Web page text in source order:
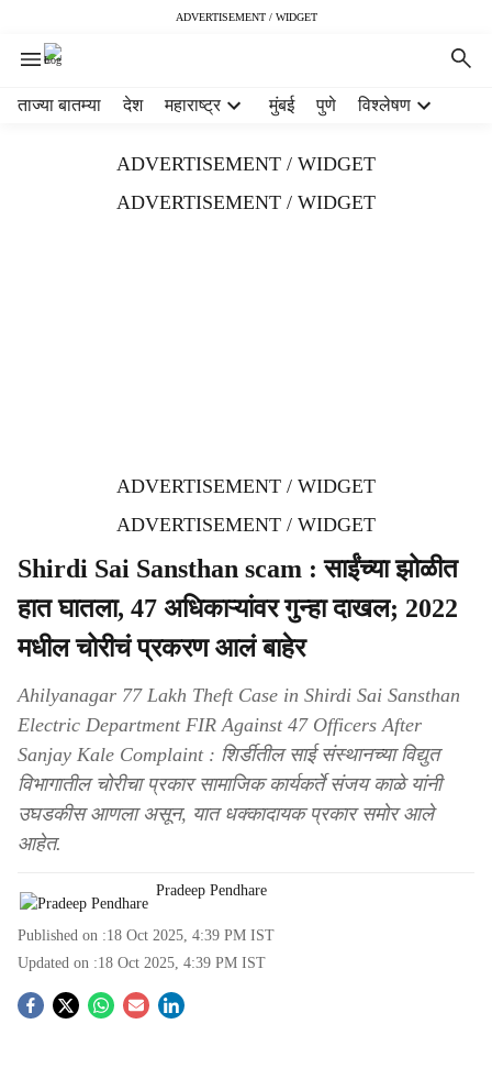
ADVERTISEMENT / WIDGET
ताज्या बातम्या देश महाराष्ट्र मुंबई पुणे विश्लेषण
ADVERTISEMENT / WIDGET
ADVERTISEMENT / WIDGET
ADVERTISEMENT / WIDGET
ADVERTISEMENT / WIDGET
Shirdi Sai Sansthan scam : साईंच्या झोळीत
हात घातला, 47 अधिकाऱ्यांवर गुन्हा दाखल; 2022
मधील चोरीचं प्रकरण आलं बाहेर
Ahilyanagar 77 Lakh Theft Case in Shirdi Sai Sansthan
Electric Department FIR Against 47 Officers After
Sanjay Kale Complaint : शिर्डीतील साई संस्थानच्या विद्युत
विभागातील चोरीचा प्रकार सामाजिक कार्यकर्ते संजय काळे यांनी
उघडकीस आणला असून, यात धक्कादायक प्रकार समोर आले
आहेत.
Pradeep Pendhare
Published on :18 Oct 2025, 4:39 PM IST
Updated on :18 Oct 2025, 4:39 PM IST
S